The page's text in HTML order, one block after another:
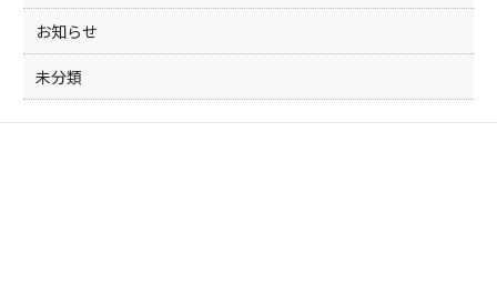
お知らせ
未分類